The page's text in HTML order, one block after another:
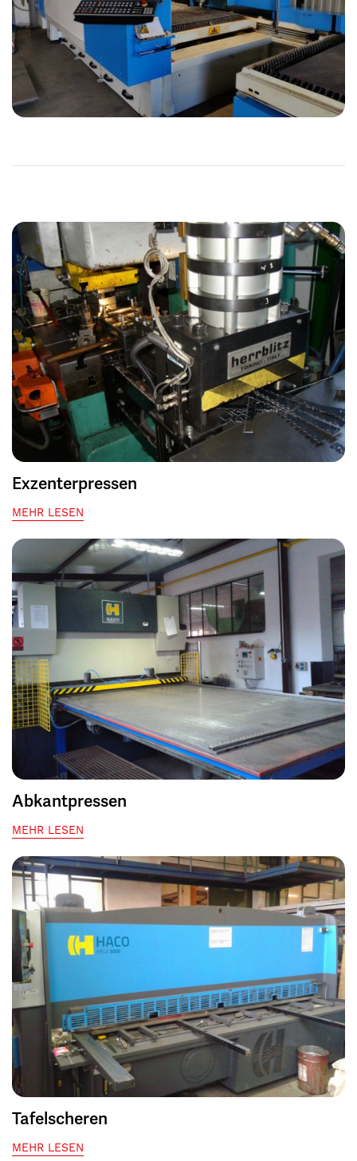
Exzenterpressen
MEHR LESEN
Abkantpressen
MEHR LESEN
Tafelscheren
MEHR LESEN